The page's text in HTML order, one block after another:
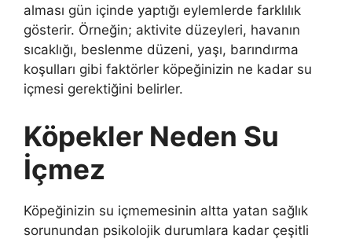
alması gün içinde yaptığı eylemlerde farklılık
gösterir. Örneğin; aktivite düzeyleri, havanın
sıcaklığı, beslenme düzeni, yaşı, barındırma
koşulları gibi faktörler köpeğinizin ne kadar su
içmesi gerektiğini belirler.
Köpekler Neden Su
İçmez
Köpeğinizin su içmemesinin altta yatan sağlık
sorunundan psikolojik durumlara kadar çeşitli